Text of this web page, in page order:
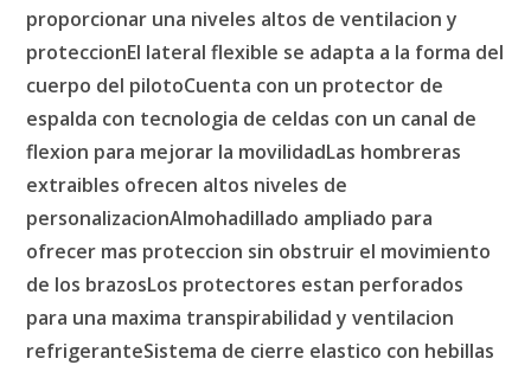
proporcionar una niveles altos de ventilacion y
proteccionEl lateral flexible se adapta a la forma del
cuerpo del pilotoCuenta con un protector de
espalda con tecnologia de celdas con un canal de
flexion para mejorar la movilidadLas hombreras
extraibles ofrecen altos niveles de
personalizacionAlmohadillado ampliado para
ofrecer mas proteccion sin obstruir el movimiento
de los brazosLos protectores estan perforados
para una maxima transpirabilidad y ventilacion
refrigeranteSistema de cierre elastico con hebillas